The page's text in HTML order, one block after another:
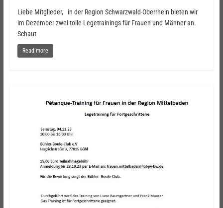
Liebe Mitglieder, in der Region Schwarzwald-Oberrhein bieten wir
im Dezember zwei tolle Legetrainings für Frauen und Männer an.
Schaut
Read more